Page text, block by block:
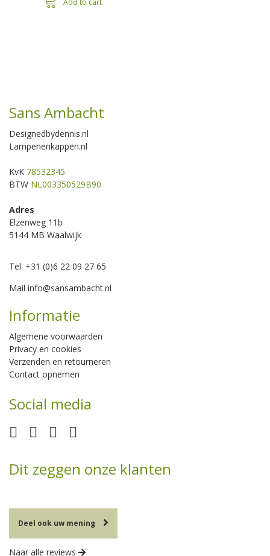
Add to cart
Sans Ambacht
Designedbydennis.nl
Lampenenkappen.nl
KvK 78532345
BTW NL003350529B90
Adres
Elzenweg 11b
5144 MB Waalwijk
Tel. +31 (0)6 22 09 27 65
Mail info@sansambacht.nl
Informatie
Algemene voorwaarden
Privacy en cookies
Verzenden en retourneren
Contact opnemen
Social media
Dit zeggen onze klanten
Deel ook uw mening
Naar alle reviews